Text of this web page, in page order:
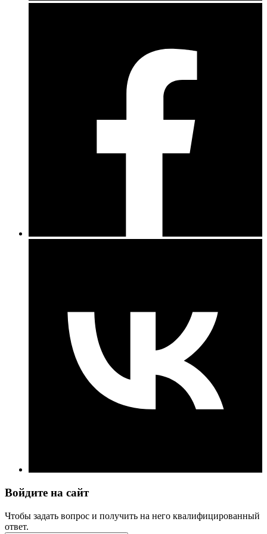
Войдите на сайт
Чтобы задать вопрос и получить на него квалифицированный
ответ.